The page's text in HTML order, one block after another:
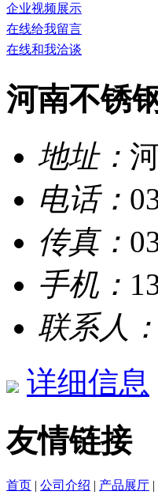
企业视频展示
在线给我留言
在线和我洽谈
河南不锈
地址：
电话：
传真：
手机：
联系人：
详细信息
友情链接
首页 | 公司介绍 | 产品展厅 |